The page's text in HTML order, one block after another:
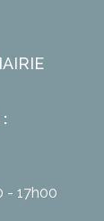
:
- 17h00